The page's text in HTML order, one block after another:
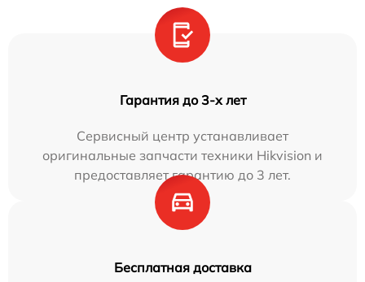
Гарантия до 3-х лет
Сервисный центр устанавливает
оригинальные запчасти техники Hikvision и
предоставляет гарантию до 3 лет.
Бесплатная доставка